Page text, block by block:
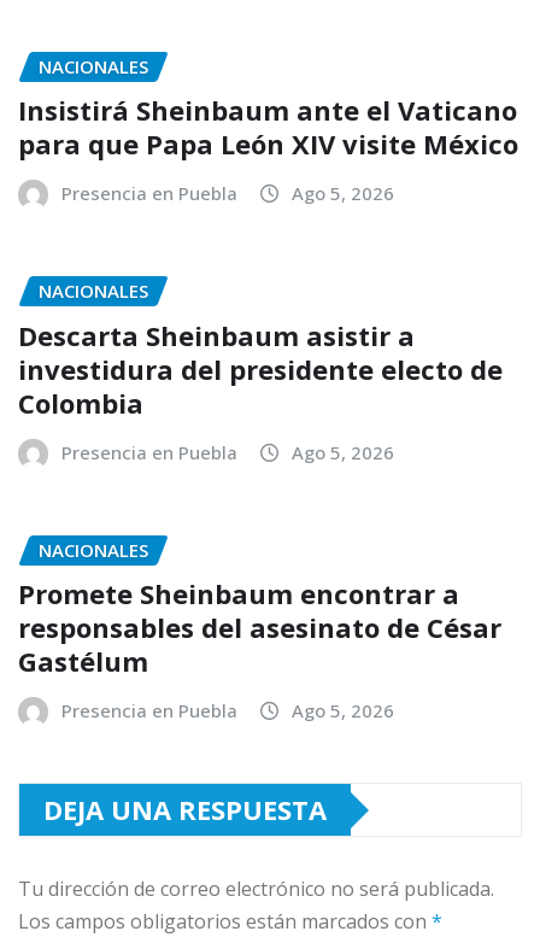
NACIONALES
Insistirá Sheinbaum ante el Vaticano
para que Papa León XIV visite México
Presencia en Puebla Ago 5, 2026
NACIONALES
Descarta Sheinbaum asistir a
investidura del presidente electo de
Colombia
Presencia en Puebla Ago 5, 2026
NACIONALES
Promete Sheinbaum encontrar a
responsables del asesinato de César
Gastélum
Presencia en Puebla Ago 5, 2026
DEJA UNA RESPUESTA
Tu dirección de correo electrónico no será publicada.
Los campos obligatorios están marcados con *